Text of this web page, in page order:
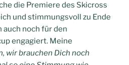
die Premiere des Skicross
und stimmungsvoll zu Ende
auch noch für den
engagiert. Meine
wir brauchen Dich noch